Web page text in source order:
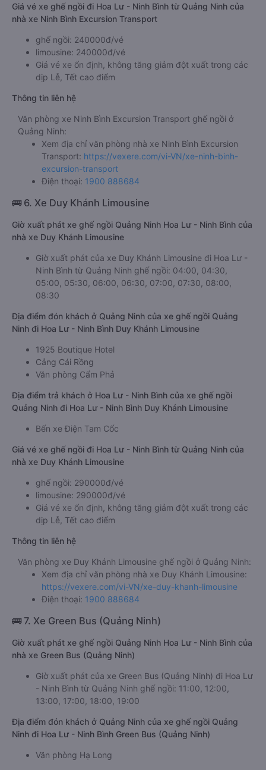
Giá vé xe ghế ngồi đi Hoa Lư - Ninh Bình từ Quảng Ninh của
nhà xe Ninh Bình Excursion Transport
ghế ngồi: 240000đ/vé
limousine: 240000đ/vé
Giá vé xe ổn định, không tăng giảm đột xuất trong các
dịp Lễ, Tết cao điểm
Thông tin liên hệ
Văn phòng xe Ninh Bình Excursion Transport ghế ngồi ở
Quảng Ninh:
Xem địa chỉ văn phòng nhà xe Ninh Bình Excursion
Transport: https://vexere.com/vi-VN/xe-ninh-binh-
excursion-transport
Điện thoại: 1900 888684
🚌 6. Xe Duy Khánh Limousine
Giờ xuất phát xe ghế ngồi Quảng Ninh Hoa Lư - Ninh Bình của
nhà xe Duy Khánh Limousine
Giờ xuất phát của xe Duy Khánh Limousine đi Hoa Lư -
Ninh Bình từ Quảng Ninh ghế ngồi: 04:00, 04:30,
05:00, 05:30, 06:00, 06:30, 07:00, 07:30, 08:00,
08:30
Địa điểm đón khách ở Quảng Ninh của xe ghế ngồi Quảng
Ninh đi Hoa Lư - Ninh Bình Duy Khánh Limousine
1925 Boutique Hotel
Cảng Cái Rồng
Văn phòng Cẩm Phả
Địa điểm trả khách ở Hoa Lư - Ninh Bình của xe ghế ngồi
Quảng Ninh đi Hoa Lư - Ninh Bình Duy Khánh Limousine
Bến xe Điện Tam Cốc
Giá vé xe ghế ngồi đi Hoa Lư - Ninh Bình từ Quảng Ninh của
nhà xe Duy Khánh Limousine
ghế ngồi: 290000đ/vé
limousine: 290000đ/vé
Giá vé xe ổn định, không tăng giảm đột xuất trong các
dịp Lễ, Tết cao điểm
Thông tin liên hệ
Văn phòng xe Duy Khánh Limousine ghế ngồi ở Quảng Ninh:
Xem địa chỉ văn phòng nhà xe Duy Khánh Limousine:
https://vexere.com/vi-VN/xe-duy-khanh-limousine
Điện thoại: 1900 888684
🚌 7. Xe Green Bus (Quảng Ninh)
Giờ xuất phát xe ghế ngồi Quảng Ninh Hoa Lư - Ninh Bình của
nhà xe Green Bus (Quảng Ninh)
Giờ xuất phát của xe Green Bus (Quảng Ninh) đi Hoa Lư
- Ninh Bình từ Quảng Ninh ghế ngồi: 11:00, 12:00,
13:00, 17:00, 18:00, 19:00
Địa điểm đón khách ở Quảng Ninh của xe ghế ngồi Quảng
Ninh đi Hoa Lư - Ninh Bình Green Bus (Quảng Ninh)
Văn phòng Hạ Long